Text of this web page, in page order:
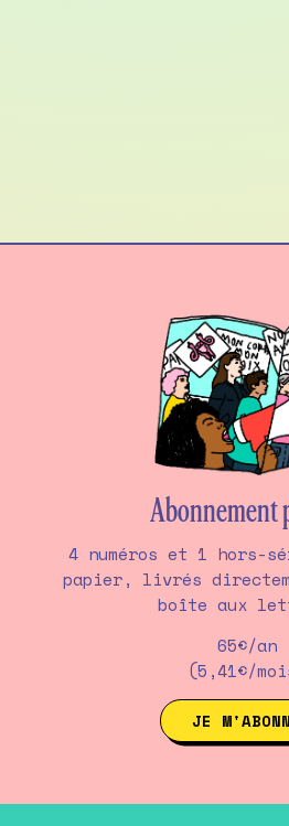
D'ABONNEMENT · NOS
Abonnement
4 numéros et 1 hors-
papier, livrés
boîte aux
65€/an
(5,41€/
JE